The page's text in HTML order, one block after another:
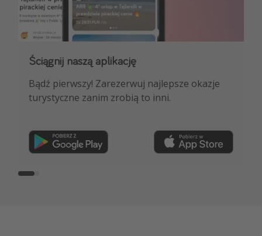
Ściągnij naszą aplikację
Bądź pierwszy! Zarezerwuj najlepsze okazje
turystyczne zanim zrobią to inni.
Dołącz do naszego kanału na WhatsApp
NAJLEPSZE oferty podróżnicze, porady
ekspertów i wiele więcej!